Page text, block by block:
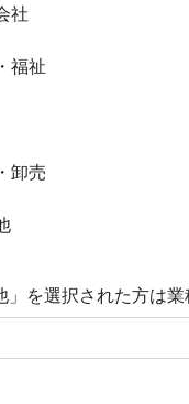
社
福祉
卸売
」を選択された方は